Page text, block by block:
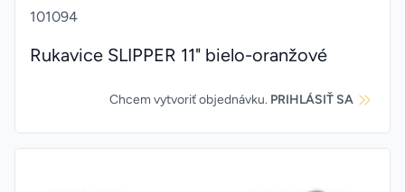
101094
Rukavice SLIPPER 11" bielo-oranžové
Chcem vytvoriť objednávku. PRIHLÁSIŤ SA